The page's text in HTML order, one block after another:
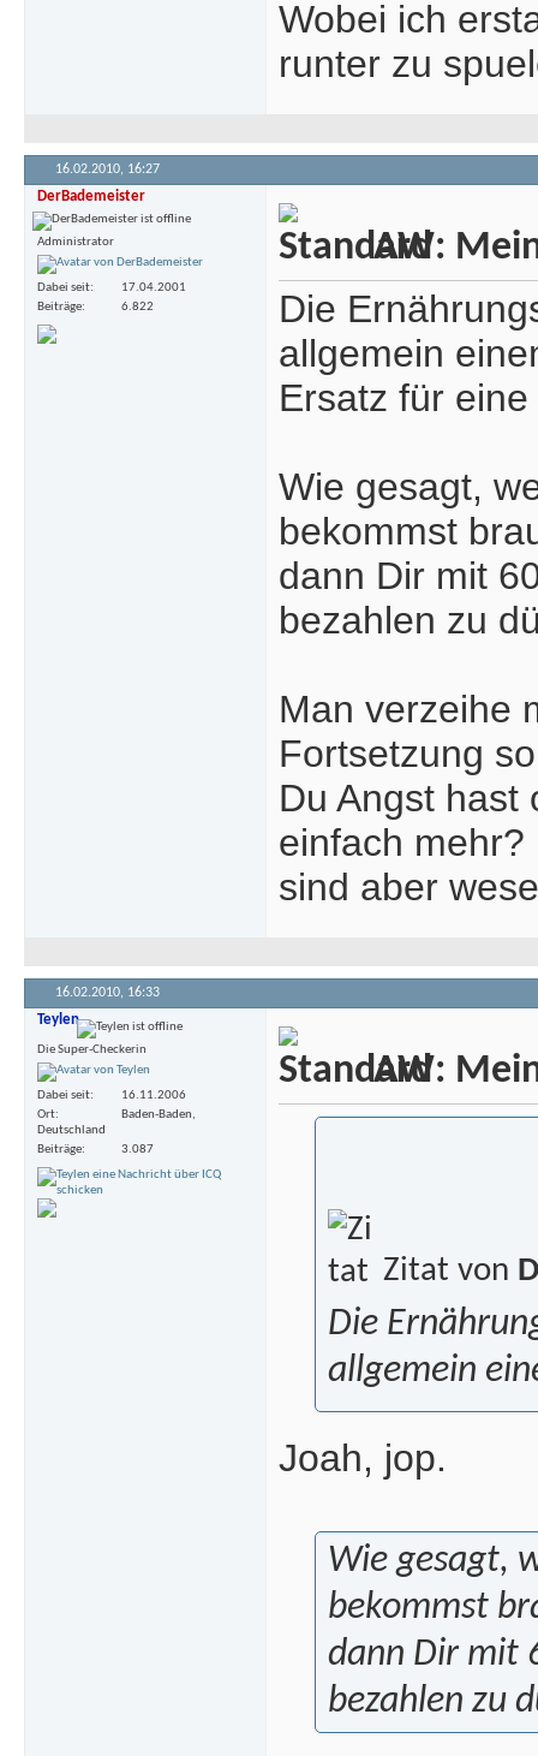
Wobei ich
runter zu
16.02.2010, 16:27
DerBademeister
Administrator
Dabei seit
17.04.2001
Beiträge
6.822
AW:
Die
allgemein
Ersatz für
Wie gesagt,
bekommst
dann Dir mit
bezahlen zu
Man verzeihe
Fortsetzung
Du Angst hast
einfach
sind aber
16.02.2010, 16:33
Teylen
Die Super-Checkerin
Dabei seit
16.11.2006
Ort
Baden-Baden,
Deutschland
Beiträge
3.087
AW:
Zitat von
Die
allgemein
Joah, jop.
Wie gesagt,
bekommst
dann Dir mit
bezahlen zu